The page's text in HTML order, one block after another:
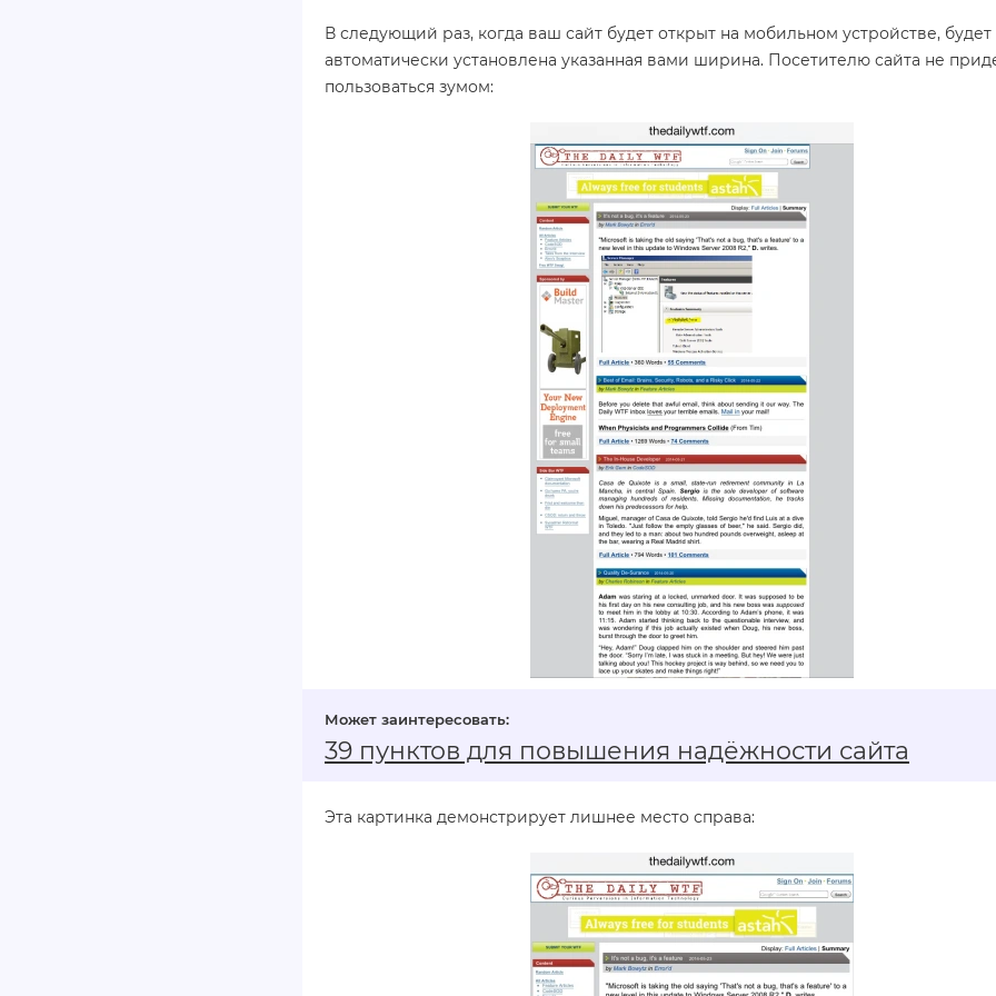
В следующий раз, когда ваш сайт будет открыт на мобильном устройстве, будет
автоматически установлена указанная вами ширина. Посетителю сайта не
пользоваться зумом:
39 пунктов для повышения надёжности сайта
Эта картинка демонстрирует лишнее место справа: